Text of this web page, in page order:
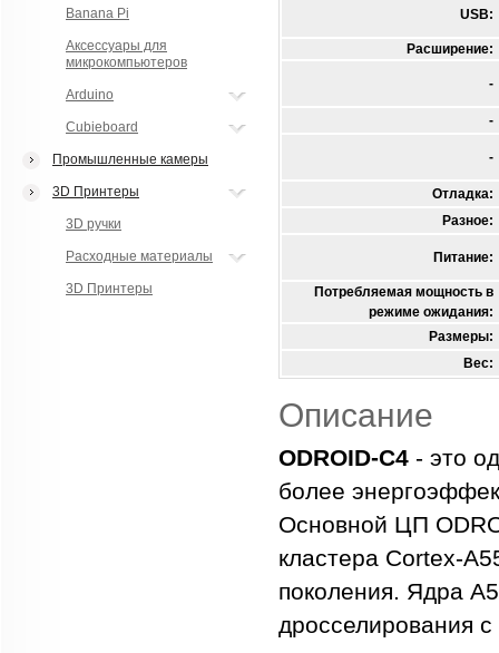
Banana Pi
Аксессуары для
микрокомпьютеров
Arduino
Cubieboard
Промышленные камеры
3D Принтеры
3D ручки
Расходные материалы
3D Принтеры
USB:
Расширение:
-
-
-
Отладка:
Разное:
Питание:
Потребляемая мощность в
режиме ожидания:
Размеры:
Вес:
Описание
ODROID-C4 - это
более
Основной ЦП
кластера Cortex-
поколения. Ядра
дросселирования